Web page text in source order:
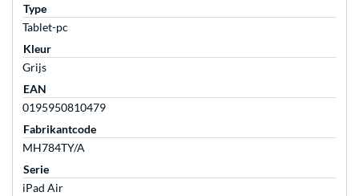
Type
Tablet-pc
Kleur
Grijs
EAN
0195950810479
Fabrikantcode
MH784TY/A
Serie
iPad Air